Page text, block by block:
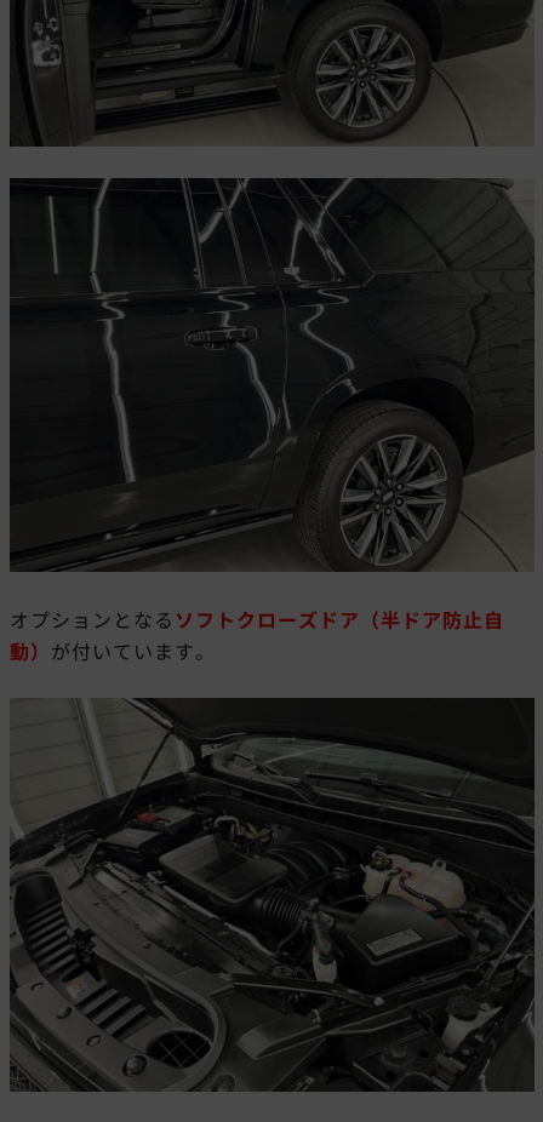
オプションとなる ソフトクローズドア（半ドア防止自
動） が付いています。